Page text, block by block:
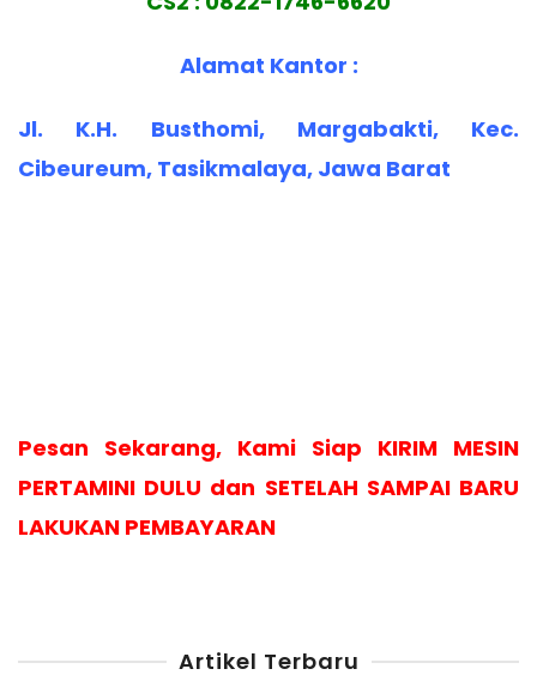
Alamat Kantor :
Jl. K.H. Busthomi, Margabakti, Kec.
Cibeureum, Tasikmalaya, Jawa Barat
Pesan Sekarang, Kami Siap KIRIM MESIN
PERTAMINI DULU dan SETELAH SAMPAI BARU
LAKUKAN PEMBAYARAN
Artikel Terbaru